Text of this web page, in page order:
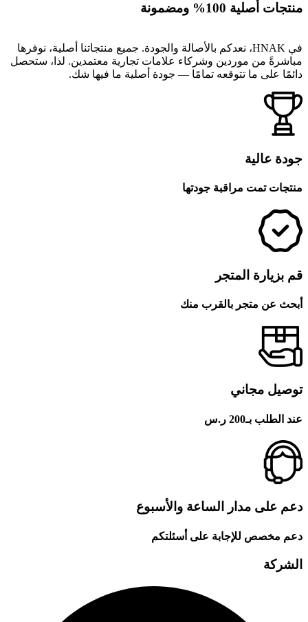
منتجات أصلية 100% ومضمونة
في HNAK، نعدكم بالأصالة والجودة. جميع منتجاتنا أصلية، نوفرها
مباشرةً من موردين وشركاء علامات تجارية معتمدين. لذا، ستحصل
دائمًا على ما تتوقعه تمامًا — جودة أصلية ما فيها شك.
جودة عالية
منتجات تمت مراقبة جودتها
قم بزيارة المتجر
أبحث عن متجر بالقرب منك
توصيل مجاني
عند الطلب بـ200 ر.س
دعم على مدار الساعة والأسبوع
دعم مخصص للإجابة على أسئلتكم
الشركة